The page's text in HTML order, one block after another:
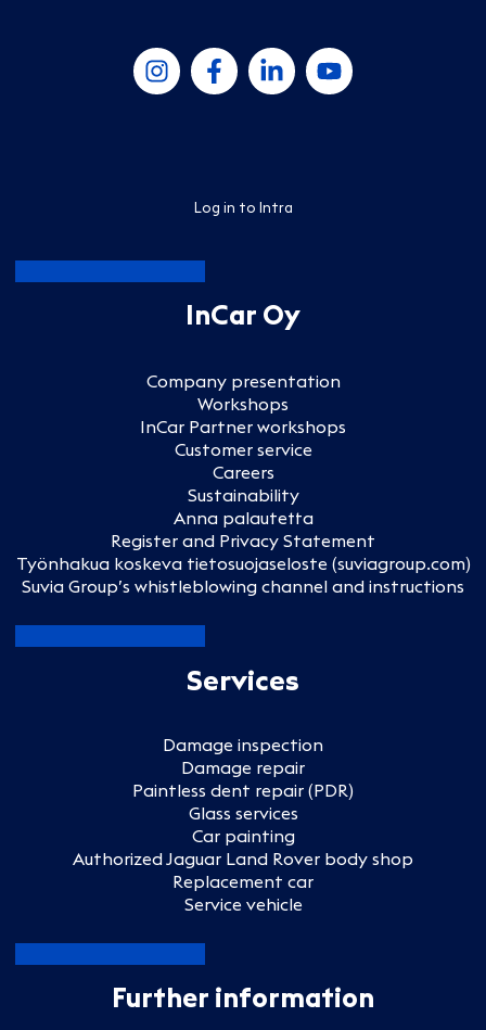
Log in to Intra
InCar Oy
Company presentation
Workshops
InCar Partner workshops
Customer service
Careers
Sustainability
Anna palautetta
Register and Privacy Statement
Työnhakua koskeva tietosuojaseloste (suviagroup.com)
Suvia Group’s whistleblowing channel and instructions
Services
Damage inspection
Damage repair
Paintless dent repair (PDR)
Glass services
Car painting
Authorized Jaguar Land Rover body shop
Replacement car
Service vehicle
Further information